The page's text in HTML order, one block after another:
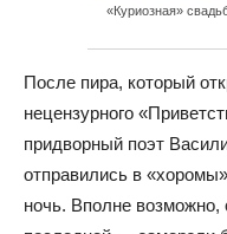
«Куриозная»
После пира, который
нецензурного
придворный поэт
отправились в
ночь. Вполне возможно,